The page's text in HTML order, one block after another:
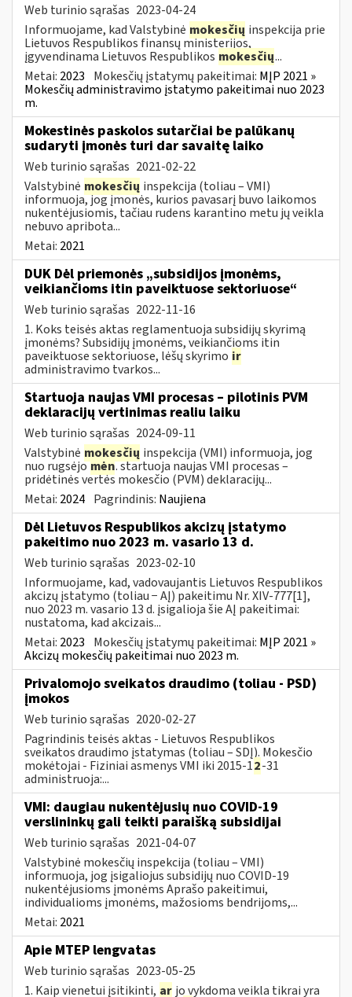
Web turinio sąrašas 2023-04-24
Informuojame, kad Valstybinė mokesčių inspekcija prie
Lietuvos Respublikos finansų ministerijos,
įgyvendinama Lietuvos Respublikos mokesčių...
Metai: 2023 Mokesčių įstatymų pakeitimai: MĮP 2021 »
Mokesčių administravimo įstatymo pakeitimai nuo 2023
m.
Mokestinės paskolos sutarčiai be palūkanų
sudaryti įmonės turi dar savaitę laiko
Web turinio sąrašas 2021-02-22
Valstybinė mokesčių inspekcija (toliau – VMI)
informuoja, jog įmonės, kurios pavasarį buvo laikomos
nukentėjusiomis, tačiau rudens karantino metu jų veikla
nebuvo apribota...
Metai: 2021
DUK Dėl priemonės „subsidijos įmonėms,
veikiančioms itin paveiktuose sektoriuose“
Web turinio sąrašas 2022-11-16
1. Koks teisės aktas reglamentuoja subsidijų skyrimą
įmonėms? Subsidijų įmonėms, veikiančioms itin
paveiktuose sektoriuose, lėšų skyrimo ir
administravimo tvarkos...
Startuoja naujas VMI procesas – pilotinis PVM
deklaracijų vertinimas realiu laiku
Web turinio sąrašas 2024-09-11
Valstybinė mokesčių inspekcija (VMI) informuoja, jog
nuo rugsėjomėn. startuoja naujas VMI procesas –
pridėtinės vertės mokesčio (PVM) deklaracijų...
Metai: 2024 Pagrindinis: Naujiena
Dėl Lietuvos Respublikos akcizų įstatymo
pakeitimo nuo 2023 m. vasario 13 d.
Web turinio sąrašas 2023-02-10
Informuojame, kad, vadovaujantis Lietuvos Respublikos
akcizų įstatymo (toliau − AĮ) pakeitimu Nr. XIV-777[1],
nuo 2023 m. vasario 13 d. įsigalioja šie AĮ pakeitimai:
nustatoma, kad akcizais...
Metai: 2023 Mokesčių įstatymų pakeitimai: MĮP 2021 »
Akcizų mokesčių pakeitimai nuo 2023 m.
Privalomojo sveikatos draudimo (toliau - PSD)
įmokos
Web turinio sąrašas 2020-02-27
Pagrindinis teisės aktas - Lietuvos Respublikos
sveikatos draudimo įstatymas (toliau – SDĮ). Mokesčio
mokėtojai - Fiziniai asmenys VMI iki 2015-12-31
administruoja:...
VMI: daugiau nukentėjusių nuo COVID-19
verslininkų gali teikti paraišką subsidijai
Web turinio sąrašas 2021-04-07
Valstybinė mokesčių inspekcija (toliau – VMI)
informuoja, jog įsigaliojus subsidijų nuo COVID-19
nukentėjusioms įmonėms Aprašo pakeitimui,
individualioms įmonėms, mažosioms bendrijoms,...
Metai: 2021
Apie MTEP lengvatas
Web turinio sąrašas 2023-05-25
1. Kaip vienetui įsitikinti, ar jo vykdoma veikla tikrai yra